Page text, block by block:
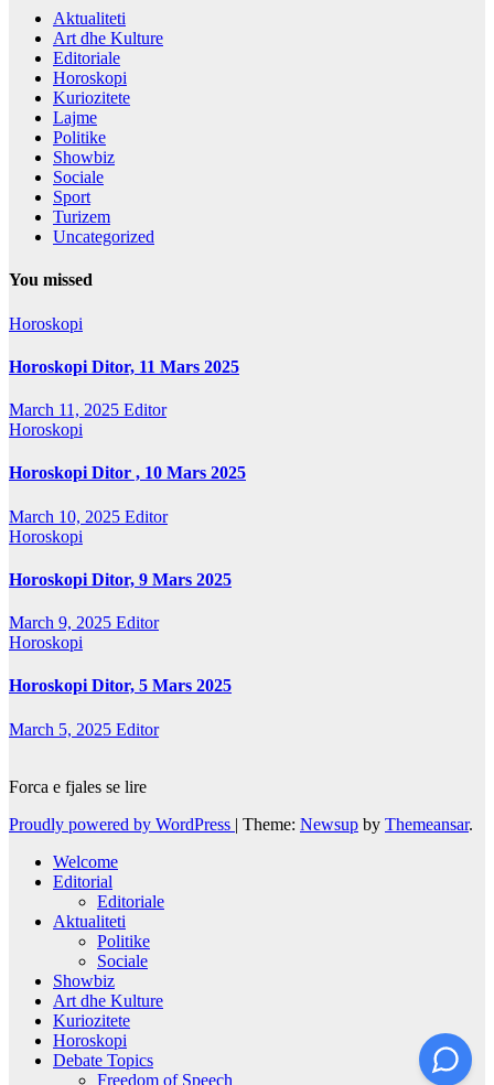
Aktualiteti
Art dhe Kulture
Editoriale
Horoskopi
Kuriozitete
Lajme
Politike
Showbiz
Sociale
Sport
Turizem
Uncategorized
You missed
Horoskopi
Horoskopi Ditor, 11 Mars 2025
March 11, 2025 Editor
Horoskopi
Horoskopi Ditor , 10 Mars 2025
March 10, 2025 Editor
Horoskopi
Horoskopi Ditor, 9 Mars 2025
March 9, 2025 Editor
Horoskopi
Horoskopi Ditor, 5 Mars 2025
March 5, 2025 Editor
Forca e fjales se lire
Proudly powered by WordPress | Theme: Newsup by Themeansar.
Welcome
Editorial
Editoriale
Aktualiteti
Politike
Sociale
Showbiz
Art dhe Kulture
Kuriozitete
Horoskopi
Debate Topics
Freedom of Speech